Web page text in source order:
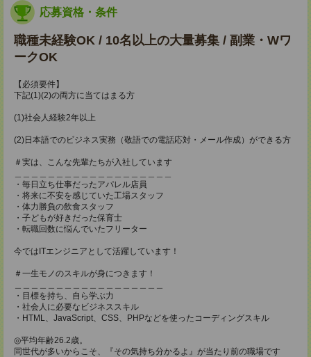
応募資格・条件
職種未経験OK / 10名以上の大量募集 / 副業・Wワ
ークOK
【必須要件】
下記(1)(2)の両方に当てはまる方
(1)社会人経験2年以上
(2)日本語でのビジネス実務（敬語での電話応対・メール作成）ができる方
＃実は、こんな先輩たちが入社しています
・毎日立ち仕事だったアパレル店員
・将来に不安を感じていた工場スタッフ
・体力勝負の飲食スタッフ
・子どもが好きだった保育士
・転職回数に悩んでいたフリーター
今ではITエンジニアとして活躍しています！
＃一生モノのスキルが身につきます！
・目標を持ち、自ら学ぶ力
・社会人に必要なビジネススキル
・HTML、JavaScript、CSS、PHPなどを使ったコーディングスキル
◎平均年齢26.2歳。
同世代が多いからこそ、『その気持ち分かるよ』が当たり前の職場です